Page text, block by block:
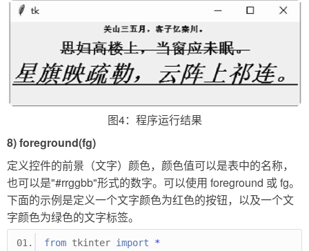
图4：程序运行结果
8) foreground(fg)
定义控件的前景（文字）颜色，颜色值可以是表中的名称，
也可以是"#rrggbb"形式的数字。可以使用 foreground 或 fg。
下面的示例是定义一个文字颜色为红色的按钮，以及一个文
字颜色为绿色的文字标签。
from tkinter import
*